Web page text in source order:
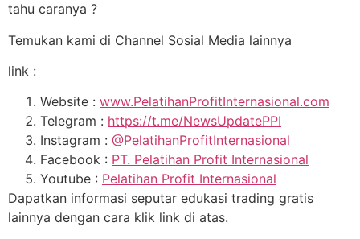
tahu caranya ?
Temukan kami di Channel Sosial Media lainnya
link :
Website : www.PelatihanProfitInternasional.com
Telegram : https://t.me/NewsUpdatePPI
Instagram : @PelatihanProfitInternasional
Facebook : PT. Pelatihan Profit Internasional
Youtube : Pelatihan Profit Internasional
Dapatkan informasi seputar edukasi trading gratis
lainnya dengan cara klik link di atas.